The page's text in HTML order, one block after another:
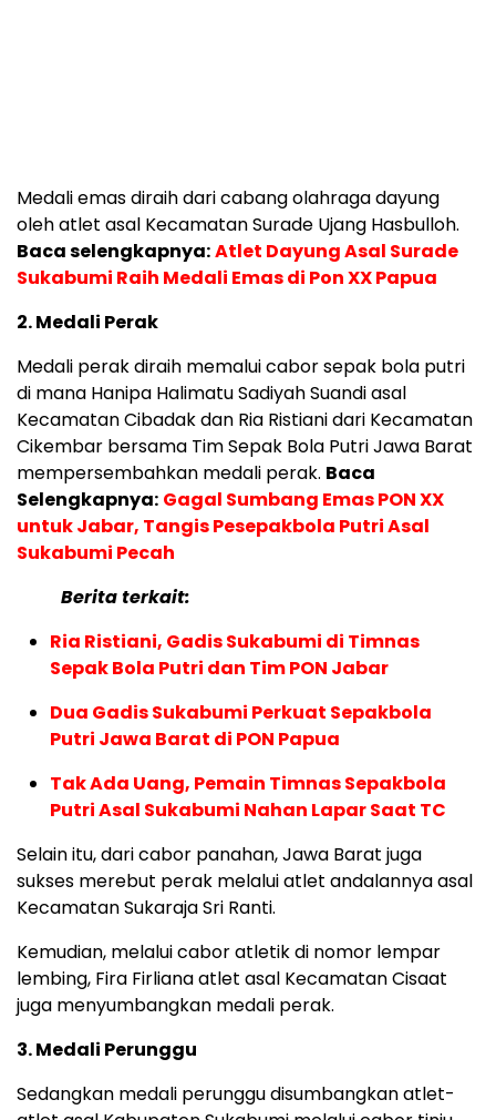
Medali emas diraih dari cabang olahraga dayung
oleh atlet asal Kecamatan Surade Ujang Hasbulloh.
Baca selengkapnya:Atlet Dayung Asal Surade
Sukabumi Raih Medali Emas di Pon XX Papua
2. Medali Perak
Medali perak diraih memalui cabor sepak bola putri
di mana Hanipa Halimatu Sadiyah Suandi asal
Kecamatan Cibadak dan Ria Ristiani dari Kecamatan
Cikembar bersama Tim Sepak Bola Putri Jawa Barat
mempersembahkan medali perak. Baca
Selengkapnya: Gagal Sumbang Emas PON XX
untuk Jabar, Tangis Pesepakbola Putri Asal
Sukabumi Pecah
Berita terkait:
Ria Ristiani, Gadis Sukabumi di Timnas
Sepak Bola Putri dan Tim PON Jabar
Dua Gadis Sukabumi Perkuat Sepakbola
Putri Jawa Barat di PON Papua
Tak Ada Uang, Pemain Timnas Sepakbola
Putri Asal Sukabumi Nahan Lapar Saat TC
Selain itu, dari cabor panahan, Jawa Barat juga
sukses merebut perak melalui atlet andalannya asal
Kecamatan Sukaraja Sri Ranti.
Kemudian, melalui cabor atletik di nomor lempar
lembing, Fira Firliana atlet asal Kecamatan Cisaat
juga menyumbangkan medali perak.
3. Medali Perunggu
Sedangkan medali perunggu disumbangkan atlet-